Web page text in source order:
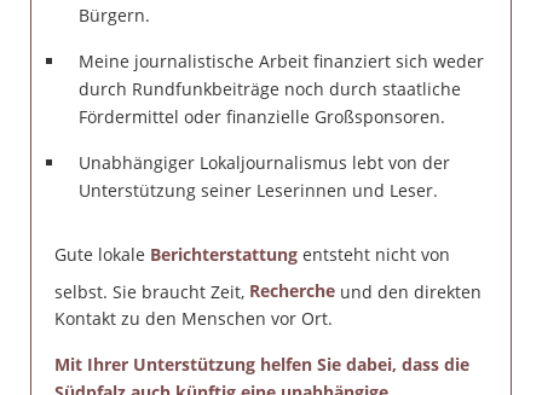
Bürgern.
Meine journalistische Arbeit finanziert sich weder
durch Rundfunkbeiträge noch durch staatliche
Fördermittel oder finanzielle Großsponsoren.
Unabhängiger Lokaljournalismus lebt von der
Unterstützung seiner Leserinnen und Leser.
Gute lokale Berichterstattungentsteht nicht von
selbst. Sie braucht Zeit, Rechercheund den direkten
Kontakt zu den Menschen vor Ort.
Mit Ihrer Unterstützung helfen Sie dabei, dass die